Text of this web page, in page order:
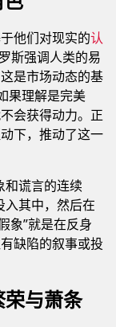
他们对现实的认
斯强调人类的易
是市场动态的基
果理解是完美
会获得动力。正
下，推动了这一
和谎言的连续
入其中，然后在
象”就是在反身
缺陷的叙事或投
与萧条